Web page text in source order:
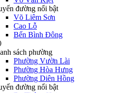
đường nổi bật
Võ Liêm Sơn
Cao Lỗ
Bến Bình Đông
sách phường
Phường Vườn Lài
Phường Hòa Hưng
Phường Diên Hồng
đường nổi bật